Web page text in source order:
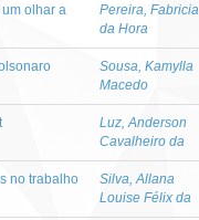
olhar a
Pereira, Fabricia
da Hora
Sousa, Kamylla
Macedo
Luz, Anderson
Cavalheiro da
no trabalho
Silva, Allana
Louise Félix da